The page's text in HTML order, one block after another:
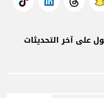
على آخر التحديثات